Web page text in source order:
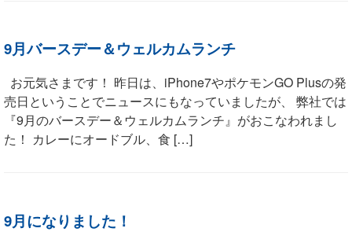
9月バースデー＆ウェルカムランチ
お元気さまです！ 昨日は、iPhone7やポケモンGO Plusの発
売日ということでニュースにもなっていましたが、 弊社では
『9月のバースデー＆ウェルカムランチ』がおこなわれまし
た！ カレーにオードブル、食 […]
9月になりました！